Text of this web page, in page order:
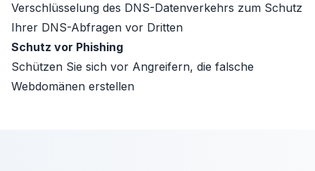
Verschlüsselung des DNS-Datenverkehrs zum Schutz
Ihrer DNS-Abfragen vor Dritten
Schutz vor Phishing
Schützen Sie sich vor Angreifern, die falsche
Webdomänen erstellen